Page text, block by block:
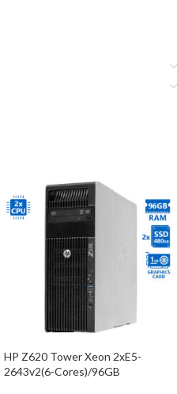
HP Z620 Tower Xeon 2xE5-
2643v2(6-Cores)/96GB